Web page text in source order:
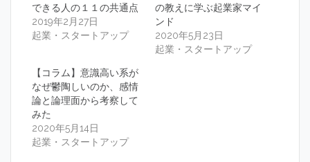
できる人の１１の共通点
2019年2月27日
起業・スタートアップ
の教えに学ぶ起業家マイ
ンド
2020年5月23日
起業・スタートアップ
【コラム】意識高い系が
なぜ鬱陶しいのか、感情
論と論理面から考察して
みた
2020年5月14日
起業・スタートアップ